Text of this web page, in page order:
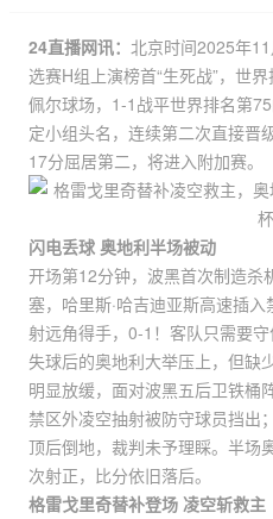
24直播网讯： 北京时间2025年
选赛H组上演榜首“生死战”，世
佩尔球场，1-1战平世界排名第
定小组头名，连续第二次直接晋
17分屈居第二，将进入附加赛。
闪电丢球 奥地利半场被动
开场第12分钟，波黑首次制造杀
塞，哈里斯·哈吉迪亚斯高速插
射远角得手，0-1！客队只需要守
失球后的奥地利大举压上，但缺
明显放缓，面对波黑五后卫铁桶
禁区外凌空抽射被防守球员挡出
顶后倒地，裁判未予理睬。半场
次射正，比分依旧落后。
格雷戈里奇替补登场 凌空斩救主